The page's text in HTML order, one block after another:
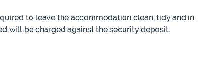
to leave the accommodation clean, tidy and in
will be charged against the security deposit.